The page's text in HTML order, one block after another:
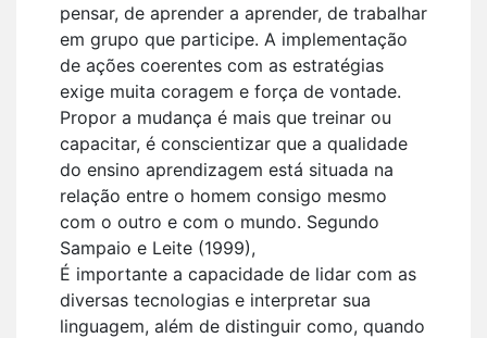
pensar, de aprender a aprender, de trabalhar
em grupo que participe. A implementação
de ações coerentes com as estratégias
exige muita coragem e força de vontade.
Propor a mudança é mais que treinar ou
capacitar, é conscientizar que a qualidade
do ensino aprendizagem está situada na
relação entre o homem consigo mesmo
com o outro e com o mundo. Segundo
Sampaio e Leite (1999),
É importante a capacidade de lidar com as
diversas tecnologias e interpretar sua
linguagem, além de distinguir como, quando